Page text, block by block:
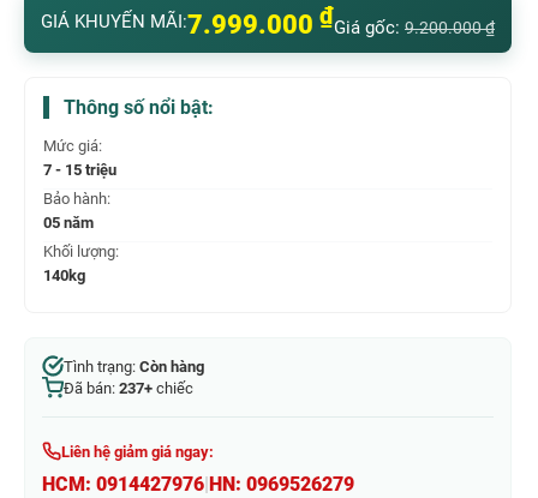
GIÁ KHUYẾN MÃI:7.999.000 ₫Giá gốc: 9.200.000₫
Thông số nổi bật:
Mức giá:
7 - 15 triệu
Bảo hành:
05 năm
Khối lượng:
140kg
Tình trạng: Còn hàng
Đã bán: 237+ chiếc
Liên hệ giảm giá ngay:
HCM: 0914427976 HN: 0969526279